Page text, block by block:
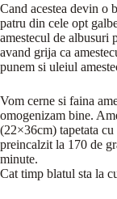
Cand acestea devin o
patru din cele opt
amestecul de albusuri
avand grija ca
punem si uleiul
Vom cerne si faina
omogenizam bine.
(22×36cm) tapetata
preincalzit la 170 de
minute.
Cat timp blatul sta la